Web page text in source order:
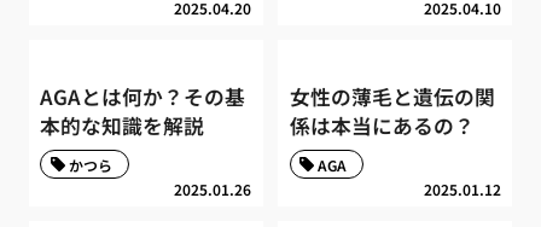
2025.04.20 2025.04.10
AGAとは何か？その基
本的な知識を解説
2025.01.26
かつら
女性の薄毛と遺伝の関
係は本当にあるの？
2025.01.12
AGA